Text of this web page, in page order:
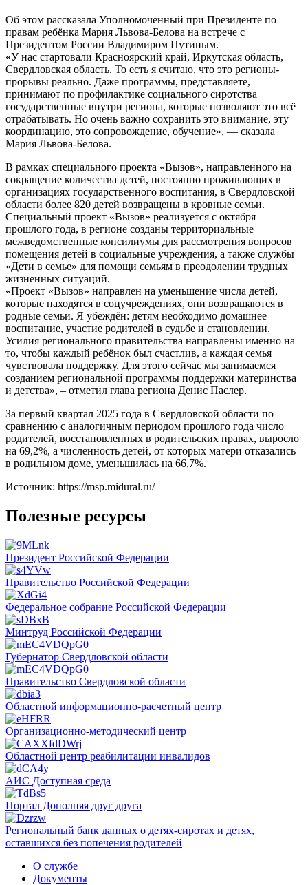
Об этом рассказала Уполномоченный при Президенте по
правам ребёнка Мария Львова-Белова на встрече с
Президентом России Владимиром Путиным.
«У нас стартовали Красноярский край, Иркутская область,
Свердловская область. То есть я считаю, что это регионы-
прорывы реально. Даже программы, представляете,
принимают по профилактике социального сиротства
государственные внутри региона, которые позволяют это всё
отрабатывать. Но очень важно сохранить это внимание, эту
координацию, это сопровождение, обучение», — сказала
Мария Львова-Белова.
В рамках специального проекта «Вызов», направленного на
сокращение количества детей, постоянно проживающих в
организациях государственного воспитания, в Свердловской
области более 820 детей возвращены в кровные семьи.
Специальный проект «Вызов» реализуется с октября
прошлого года, в регионе созданы территориальные
межведомственные консилиумы для рассмотрения вопросов
помещения детей в социальные учреждения, а также службы
«Дети в семье» для помощи семьям в преодолении трудных
жизненных ситуаций.
«Проект «Вызов» направлен на уменьшение числа детей,
которые находятся в соцучреждениях, они возвращаются в
родные семьи. Я убеждён: детям необходимо домашнее
воспитание, участие родителей в судьбе и становлении.
Усилия регионального правительства направлены именно на
то, чтобы каждый ребёнок был счастлив, а каждая семья
чувствовала поддержку. Для этого сейчас мы занимаемся
созданием региональной программы поддержки материнства
и детства», – отметил глава региона Денис Паслер.
За первый квартал 2025 года в Свердловской области по
сравнению с аналогичным периодом прошлого года число
родителей, восстановленных в родительских правах, выросло
на 69,2%, а численность детей, от которых матери отказались
в родильном доме, уменьшилась на 66,7%.
Источник: https://msp.midural.ru/
Полезные ресурсы
Президент Российской Федерации
Правительство Российской Федерации
Федеральное собрание Российской Федерации
Минтруд Российской Федерации
Губернатор Свердловской области
Правительство Свердловской области
Областной информационно-расчетный центр
Организационно-методический центр
Областной центр реабилитации инвалидов
АИС Доступная среда
Портал Дополняя друг друга
Региональный банк данных о детях-сиротах и детях,
оставшихся без попечения родителей
О службе
Документы